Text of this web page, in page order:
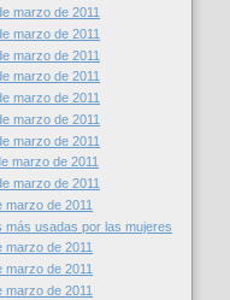
marzo de 2011
marzo de 2011
marzo de 2011
marzo de 2011
marzo de 2011
marzo de 2011
marzo de 2011
marzo de 2011
marzo de 2011
marzo de 2011
más usadas por las mujeres
marzo de 2011
marzo de 2011
marzo de 2011